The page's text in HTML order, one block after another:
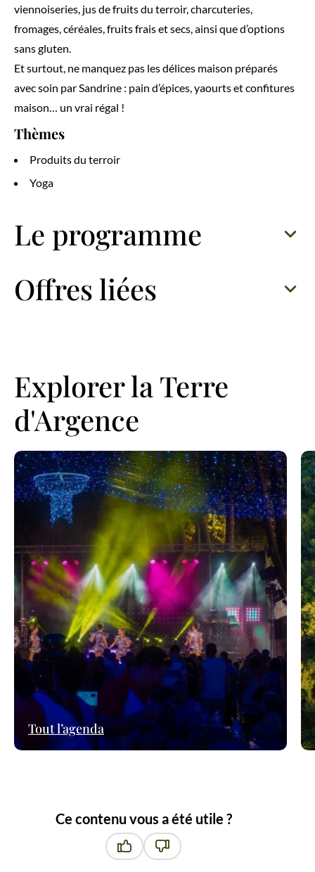
viennoiseries, jus de fruits du terroir, charcuteries,
fromages, céréales, fruits frais et secs, ainsi que d’options
sans gluten.
Et surtout, ne manquez pas les délices maison préparés
avec soin par Sandrine : pain d’épices, yaourts et confitures
maison… un vrai régal !
Thèmes
Produits du terroir
Yoga
Le programme
Offres liées
Explorer la Terre
d'Argence
Tout l’agenda
Ce contenu vous a été utile ?